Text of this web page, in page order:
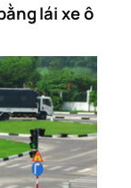
lái xe ô